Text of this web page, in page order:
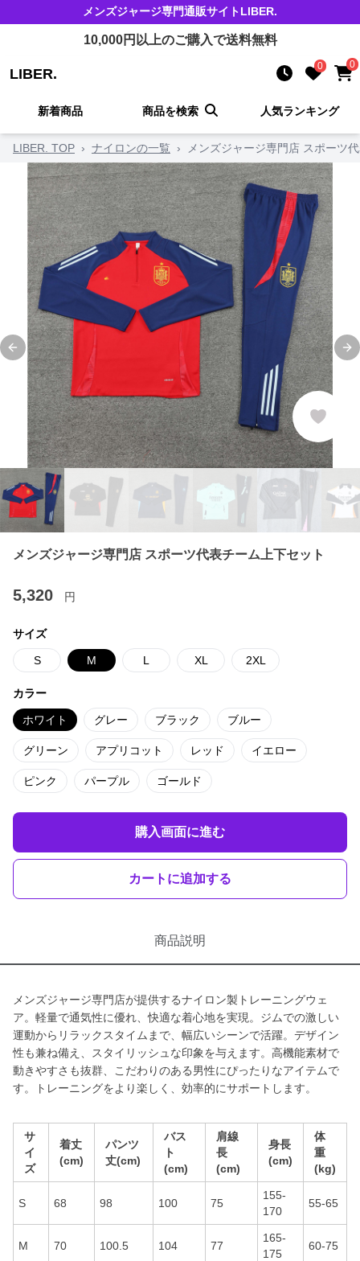
メンズジャージ専門通販サイトLIBER.
10,000円以上のご購入で送料無料
LIBER. 0 0
新着商品 商品を検索 人気ランキング
LIBER. TOP › ナイロンの一覧 › メンズジャージ専門店 スポーツ
Previous slide
メンズジャージ専門店 スポーツ代表チーム上下セット
5,320 円
サイズ
S M L XL 2XL
カラー
ホワイト グレー ブラック ブルー
グリーン アプリコット レッド イエロー
ピンク パープル ゴールド
購入画面に進む
カートに追加する
商品説明
メンズジャージ専門店が提供するナイロン製トレーニングウェ
ア。軽量で通気性に優れ、快適な着心地を実現。ジムでの激しい
運動からリラックスタイムまで、幅広いシーンで活躍。デザイン
性も兼ね備え、スタイリッシュな印象を与えます。高機能素材で
動きやすさも抜群、こだわりのある男性にぴったりなアイテムで
す。トレーニングをより楽しく、効率的にサポートします。
サ
イ
ズ
着丈
(cm)
パンツ
丈(cm)
バス
ト
(cm)
肩線
長
(cm)
身長
(cm)
体
重
(kg)
S 68 98 100 75
155-
170
55-65
M 70 100.5 104 77
165-
175
60-75